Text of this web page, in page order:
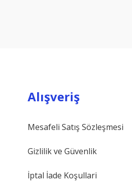
Alışveriş
Mesafeli Satış Sözleşmesi
Gizlilik ve Güvenlik
İptal İade Koşullari